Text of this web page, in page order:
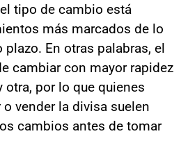
tipo de cambio está
más marcados de lo
En otras palabras, el
cambiar con mayor rapidez
otra, por lo que quienes
vender la divisa suelen
cambios antes de tomar